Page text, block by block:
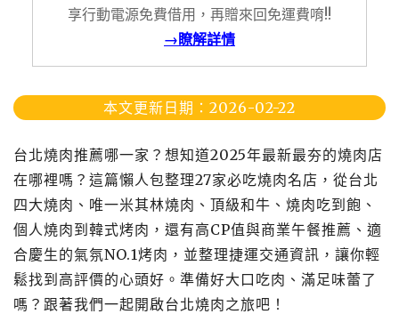
享行動電源免費借用，再贈來回免運費唷!!
→瞭解詳情
本文更新日期：2026-02-22
台北燒肉推薦哪一家？想知道2025年最新最夯的燒肉店
在哪裡嗎？這篇懶人包整理27家必吃燒肉名店，從台北
四大燒肉、唯一米其林燒肉、頂級和牛、燒肉吃到飽、
個人燒肉到韓式烤肉，還有高CP值與商業午餐推薦、適
合慶生的氣氛NO.1烤肉，並整理捷運交通資訊，讓你輕
鬆找到高評價的心頭好。準備好大口吃肉、滿足味蕾了
嗎？跟著我們一起開啟台北燒肉之旅吧！